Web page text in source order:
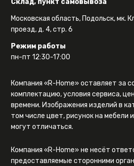
Склад, пункт самовывоза
Московская область, Подольск, мк.
проезд, д. 4, стр. 6
Режим работы
пн-пт 12:30-17:00
Компания «R-Home» оставляет за
комплектацию, условия сервиса,
времени. Изображения изделий в
том числе цвет, рисунок на мебели
могут отличаться.
Компания «R-Home» не несёт
предоставляемые сторонними